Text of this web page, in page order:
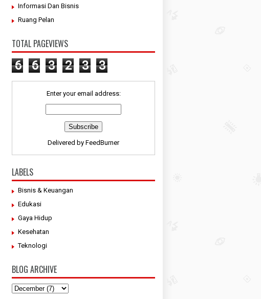
Informasi Dan Bisnis
Ruang Pelan
TOTAL PAGEVIEWS
6 6 3 2 3 3
Enter your email address:
Delivered by FeedBurner
LABELS
Bisnis & Keuangan
Edukasi
Gaya Hidup
Kesehatan
Teknologi
BLOG ARCHIVE